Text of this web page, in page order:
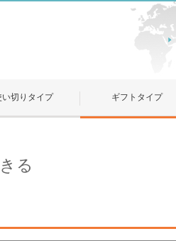
い切りタイプ ギフトタイプ
る